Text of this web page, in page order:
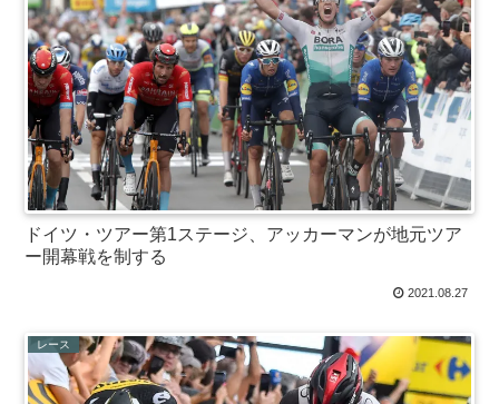
ドイツ・ツアー第1ステージ、アッカーマンが地元ツア
ー開幕戦を制する
2021.08.27
レース